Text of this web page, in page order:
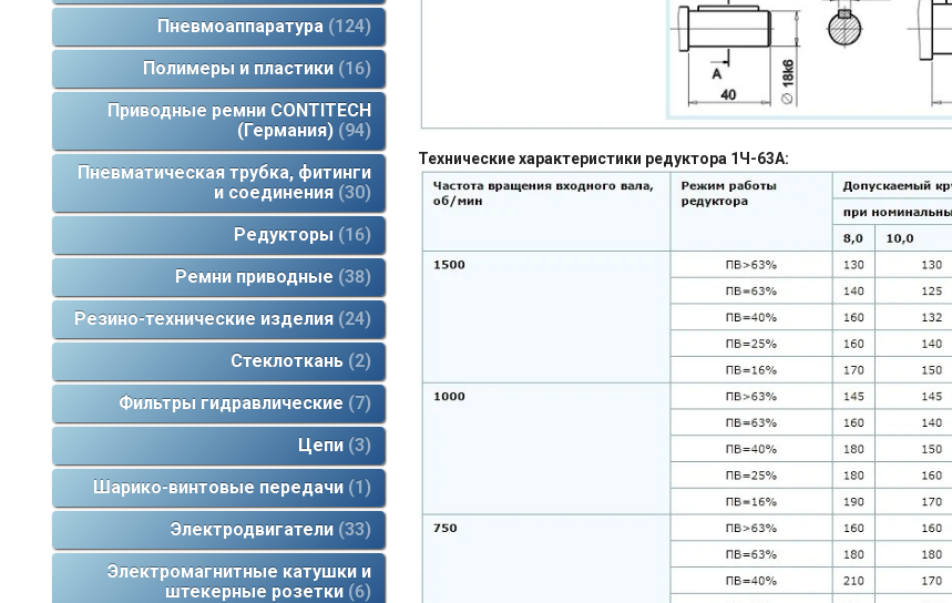
Пневмоаппаратура 124
Полимеры и пластики 16
Приводные ремни CONTITECH
(Германия) 94
Пневматическая трубка, фитинги
и соединения 30
Редукторы
16
Ремни приводные 38
Резино-технические изделия 24
Стеклоткань 2
Фильтры гидравлические
7
Цепи 3
Шарико-винтовые передачи 1
Электродвигатели 33
Электромагнитные катушки и
штекерные розетки 6
Технические характеристики редуктора 1Ч-63А: